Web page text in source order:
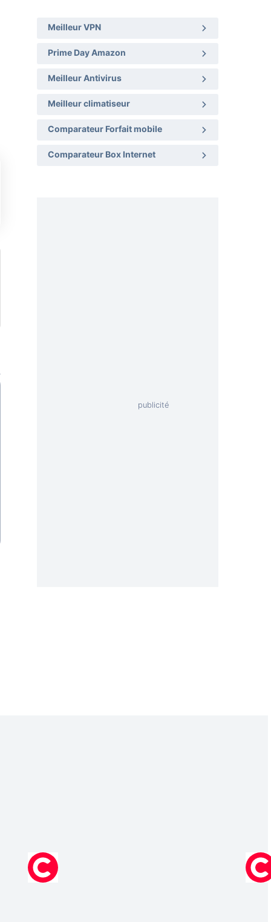
Meilleur VPN
Prime Day Amazon
Meilleur Antivirus
Meilleur climatiseur
Comparateur Forfait mobile
Comparateur Box Internet